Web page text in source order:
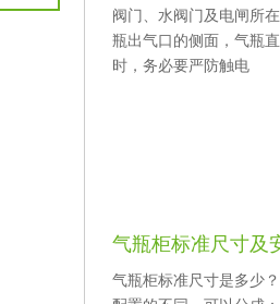
阀门、水阀门及电闸所在
瓶出气口的侧面，气瓶直
时，务必要严防触电
气瓶柜标准尺寸及
气瓶柜标准尺寸是多少